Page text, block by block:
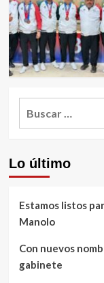
Lo último
Estamos listos
Manolo
Con nuevos
gabinete